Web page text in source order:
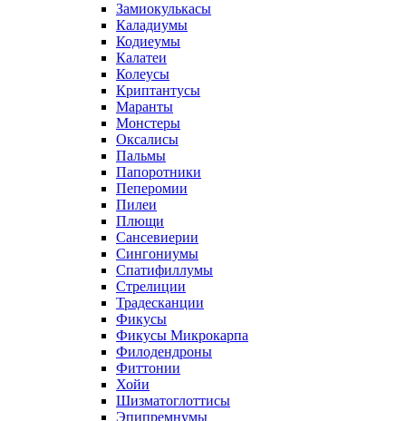
Замиокулькасы
Каладиумы
Кодиеумы
Калатеи
Колеусы
Криптантусы
Маранты
Монстеры
Оксалисы
Пальмы
Папоротники
Пеперомии
Пилеи
Плющи
Сансевиерии
Сингониумы
Спатифиллумы
Стрелиции
Традесканции
Фикусы
Фикусы Микрокарпа
Филодендроны
Фиттонии
Хойи
Шизматоглоттисы
Эпипремнумы